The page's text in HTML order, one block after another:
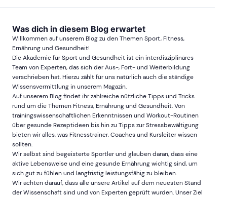
Was dich in diesem Blog erwartet
Willkommen auf unserem Blog zu den Themen Sport, Fitness,
Ernährung und Gesundheit!
Die Akademie für Sport und Gesundheit ist ein interdisziplinäres
Team von Experten, das sich der Aus-, Fort- und Weiterbildung
verschrieben hat. Hierzu zählt für uns natürlich auch die ständige
Wissensvermittlung in unserem Magazin.
Auf unserem Blog findet ihr zahlreiche nützliche Tipps und Tricks
rund um die Themen Fitness, Ernährung und Gesundheit. Von
trainingswissenschaftlichen Erkenntnissen und Workout-Routinen
über gesunde Rezeptideen bis hin zu Tipps zur Stressbewältigung
bieten wir alles, was Fitnesstrainer, Coaches und Kursleiter wissen
sollten.
Wir selbst sind begeisterte Sportler und glauben daran, dass eine
aktive Lebensweise und eine gesunde Ernährung wichtig sind, um
sich gut zu fühlen und langfristig leistungsfähig zu bleiben.
Wir achten darauf, dass alle unsere Artikel auf dem neuesten Stand
der Wissenschaft sind und von Experten geprüft wurden. Unser Ziel